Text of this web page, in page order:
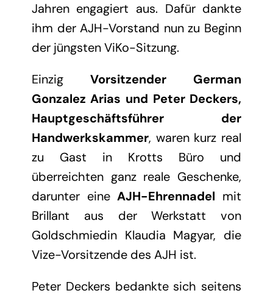
Jahren engagiert aus. Dafür dankte
ihm der AJH-Vorstand nun zu Beginn
der jüngsten ViKo-Sitzung.
Einzig Vorsitzender German
Gonzalez Arias und Peter Deckers,
Hauptgeschäftsführer der
Handwerkskammer, waren kurz real
zu Gast in Krotts Büro und
überreichten ganz reale Geschenke,
darunter eineAJH-Ehrennadel mit
Brillant aus der Werkstatt von
Goldschmiedin Klaudia Magyar, die
Vize-Vorsitzende des AJH ist.
Peter Deckers bedankte sich seitens